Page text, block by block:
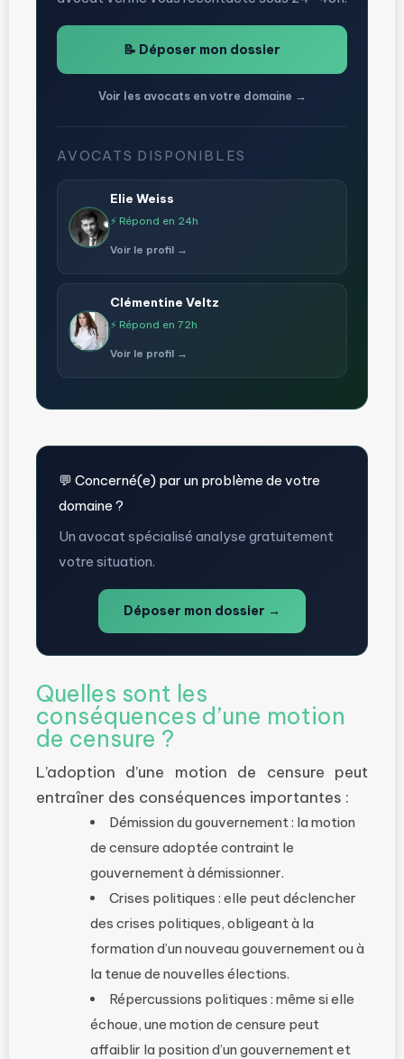
📝 Déposer mon dossier
Voir les avocats en votre domaine →
AVOCATS DISPONIBLES
Elie Weiss
⚡ Répond en 24h
Voir le profil →
Clémentine Veltz
⚡ Répond en 72h
Voir le profil →
💬 Concerné(e) par un problème de votre
domaine ?
Un avocat spécialisé analyse gratuitement
votre situation.
Déposer mon dossier →
Quelles sont les
conséquences d’une motion
de censure ?
L’adoption d’une motion de censure peut
entraîner des conséquences importantes :
Démission du gouvernement : la motion
de censure adoptée contraint le
gouvernement à démissionner.
Crises politiques : elle peut déclencher
des crises politiques, obligeant à la
formation d’un nouveau gouvernement ou à
la tenue de nouvelles élections.
Répercussions politiques : même si elle
échoue, une motion de censure peut
affaiblir la position d’un gouvernement et